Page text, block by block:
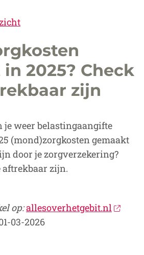
2025? Check
zijn
je weer belastingaangifte
(mond)zorgkosten gemaakt
door je zorgverzekering?
aftrekbaar zijn.
op:allesoverhetgebit.nl
03-2026